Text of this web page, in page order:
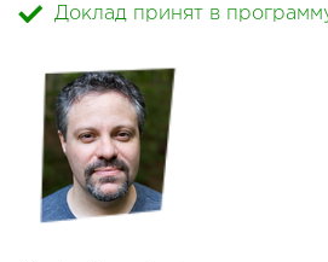
Доклад принят в